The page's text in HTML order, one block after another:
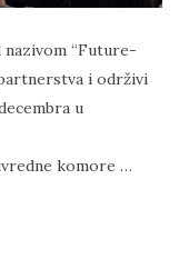
“Future-
i održivi
u
komore …